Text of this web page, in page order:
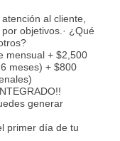
al cliente,
objetivos.· ¿Qué
mensual + $2,500
meses) + $800
generar
primer día de tu